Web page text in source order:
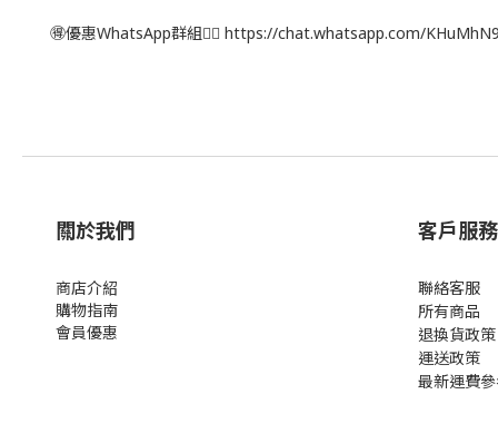
🉐優惠WhatsApp群組👉🏻 https://chat.whatsapp.com/
關於我們
商店介紹
購物指南
會員優惠
客戶服務
聯絡客服
所有商品
退換貨政策
運送政策
最新運費